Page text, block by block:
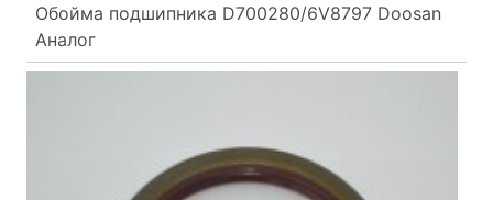
Обойма подшипника D700280/6V8797 Doosan
Аналог